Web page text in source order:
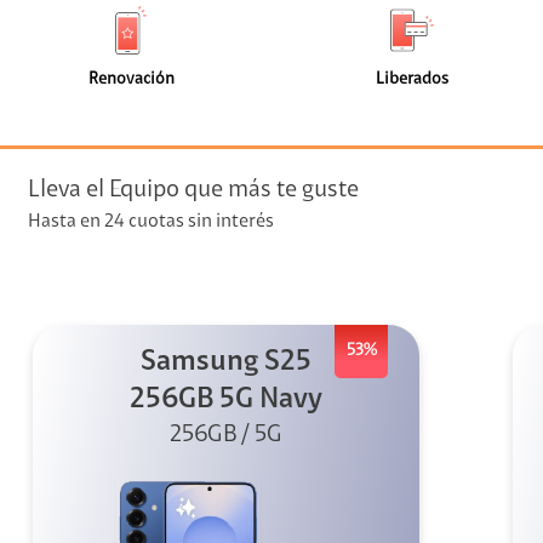
+ Telefonía
streaming
de
faceta
Renovación
(0)
faceta
Liberados
Lleva el Equipo que más te guste
Hasta en 24 cuotas sin interés
53%
Samsung S25
256GB 5G Navy
256GB / 5G